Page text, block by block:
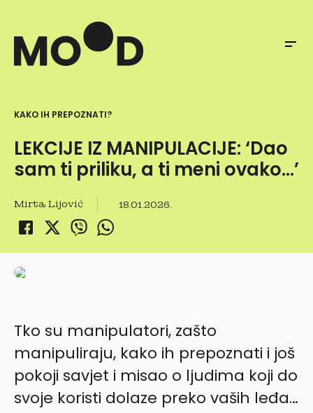
KAKO IH PREPOZNATI?
LEKCIJE IZ MANIPULACIJE: ‘Dao
sam ti priliku, a ti meni ovako…’
Mirta Lijović 18.01.2026.
Tko su manipulatori, zašto
manipuliraju, kako ih prepoznati i još
pokoji savjet i misao o ljudima koji do
svoje koristi dolaze preko vaših leđa…